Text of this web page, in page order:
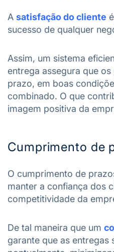
A satisfação do cliente
sucesso de qualquer
Assim, um sistema
entrega assegura que
prazo, em boas
combinado. O que
imagem positiva da
Cumprimento de
O cumprimento de
manter a confiança dos
competitividade da
De tal maneira que um
garante que as entregas